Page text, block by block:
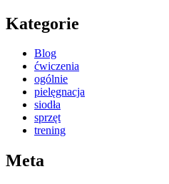
Kategorie
Blog
ćwiczenia
ogólnie
pielęgnacja
siodła
sprzęt
trening
Meta